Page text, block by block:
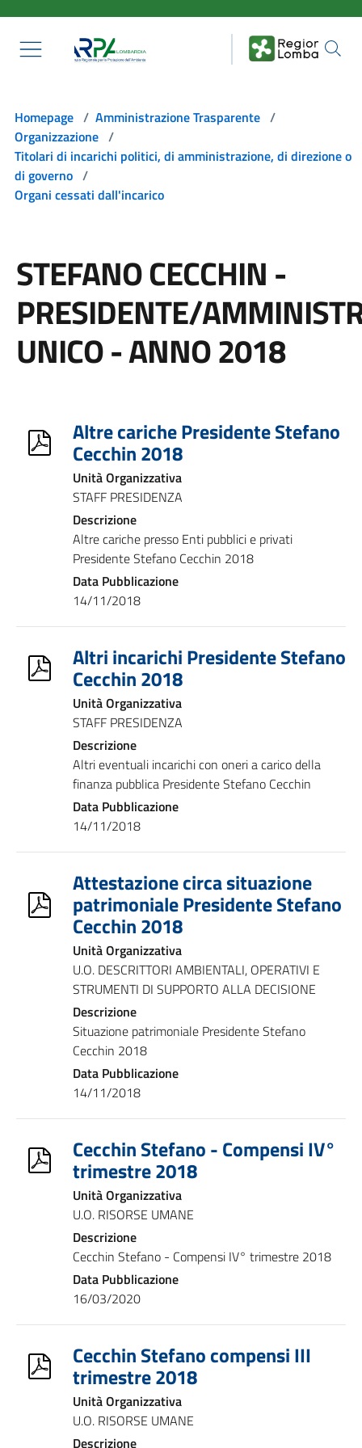
Homepage / Amministrazione Trasparente /
Organizzazione /
Titolari di incarichi politici, di amministrazione, di direzione o
di governo /
Organi cessati dall'incarico
STEFANO CECCHIN -
PRESIDENTE/
UNICO - ANNO 2018
Altre cariche Presidente Stefano
Cecchin 2018
Unità Organizzativa
STAFF PRESIDENZA
Descrizione
Altre cariche presso Enti pubblici e privati
Presidente Stefano Cecchin 2018
Data Pubblicazione
14/11/2018
Altri incarichi Presidente Stefano
Cecchin 2018
Unità Organizzativa
STAFF PRESIDENZA
Descrizione
Altri eventuali incarichi con oneri a carico della
finanza pubblica Presidente Stefano Cecchin
Data Pubblicazione
14/11/2018
Attestazione circa situazione
patrimoniale Presidente Stefano
Cecchin 2018
Unità Organizzativa
U.O. DESCRITTORI AMBIENTALI, OPERATIVI E
STRUMENTI DI SUPPORTO ALLA DECISIONE
Descrizione
Situazione patrimoniale Presidente Stefano
Cecchin 2018
Data Pubblicazione
14/11/2018
Cecchin Stefano - Compensi IV°
trimestre 2018
Unità Organizzativa
U.O. RISORSE UMANE
Descrizione
Cecchin Stefano - Compensi IV° trimestre 2018
Data Pubblicazione
16/03/2020
Cecchin Stefano compensi III
trimestre 2018
Unità Organizzativa
U.O. RISORSE UMANE
Descrizione